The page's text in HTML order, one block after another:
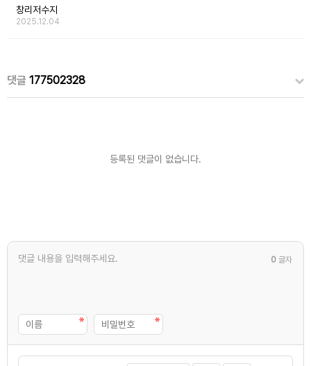
창리저수지
2025.12.04
댓글 177502328
등록된 댓글이 없습니다.
0 글자